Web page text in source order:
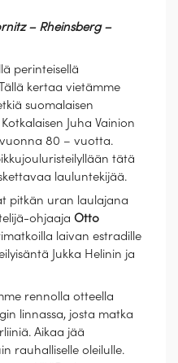
– Rheinsberg –
perinteisellä
kertaa vietämme
suomalaisen
Juha Vainion
80 – vuotta.
tätä
lauluntekijää.
pitkän uran laulajana
ohjaaja Otto
laivan estradille
Jukka Helinin ja
rennolla otteella
linnassa, josta matka
Aikaa jää
rauhalliselle oleilulle.